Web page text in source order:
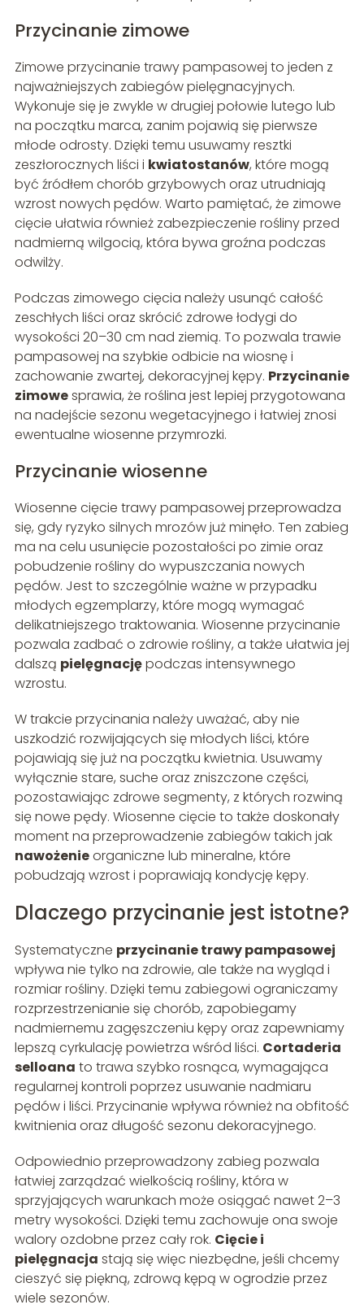
Przycinanie zimowe
Zimowe przycinanie trawy pampasowej to jeden z
najważniejszych zabiegów pielęgnacyjnych.
Wykonuje się je zwykle w drugiej połowie lutego lub
na początku marca, zanim pojawią się pierwsze
młode odrosty. Dzięki temu usuwamy resztki
zeszłorocznych liści i kwiatostanów, które mogą
być źródłem chorób grzybowych oraz utrudniają
wzrost nowych pędów. Warto pamiętać, że zimowe
cięcie ułatwia również zabezpieczenie rośliny przed
nadmierną wilgocią, która bywa groźna podczas
odwilży.
Podczas zimowego cięcia należy usunąć całość
zeschłych liści oraz skrócić zdrowe łodygi do
wysokości 20–30 cm nad ziemią. To pozwala trawie
pampasowej na szybkie odbicie na wiosnę i
zachowanie zwartej, dekoracyjnej kępy. Przycinanie
zimowesprawia, że roślina jest lepiej przygotowana
na nadejście sezonu wegetacyjnego i łatwiej znosi
ewentualne wiosenne przymrozki.
Przycinanie wiosenne
Wiosenne cięcie trawy pampasowej przeprowadza
się, gdy ryzyko silnych mrozów już minęło. Ten zabieg
ma na celu usunięcie pozostałości po zimie oraz
pobudzenie rośliny do wypuszczania nowych
pędów. Jest to szczególnie ważne w przypadku
młodych egzemplarzy, które mogą wymagać
delikatniejszego traktowania. Wiosenne przycinanie
pozwala zadbać o zdrowie rośliny, a także ułatwia jej
dalszą pielęgnacjępodczas intensywnego
wzrostu.
W trakcie przycinania należy uważać, aby nie
uszkodzić rozwijających się młodych liści, które
pojawiają się już na początku kwietnia. Usuwamy
wyłącznie stare, suche oraz zniszczone części,
pozostawiając zdrowe segmenty, z których rozwiną
się nowe pędy. Wiosenne cięcie to także doskonały
moment na przeprowadzenie zabiegów takich jak
nawożenieorganiczne lub mineralne, które
pobudzają wzrost i poprawiają kondycję kępy.
Dlaczego przycinanie jest istotne?
Systematyczne przycinanie trawy pampasowej
wpływa nie tylko na zdrowie, ale także na wygląd i
rozmiar rośliny. Dzięki temu zabiegowi ograniczamy
rozprzestrzenianie się chorób, zapobiegamy
nadmiernemu zagęszczeniu kępy oraz zapewniamy
lepszą cyrkulację powietrza wśród liści. Cortaderia
selloana to trawa szybko rosnąca, wymagająca
regularnej kontroli poprzez usuwanie nadmiaru
pędów i liści. Przycinanie wpływa również na obfitość
kwitnienia oraz długość sezonu dekoracyjnego.
Odpowiednio przeprowadzony zabieg pozwala
łatwiej zarządzać wielkością rośliny, która w
sprzyjających warunkach może osiągać nawet 2–3
metry wysokości. Dzięki temu zachowuje ona swoje
walory ozdobne przez cały rok. Cięcie i
pielęgnacja stają się więc niezbędne, jeśli chcemy
cieszyć się piękną, zdrową kępą w ogrodzie przez
wiele sezonów.